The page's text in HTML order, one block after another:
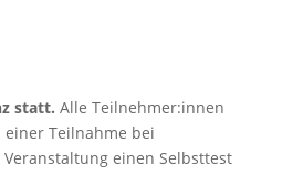
statt. Alle Teilnehmer:innen
Teilnahme bei
einen Selbsttest